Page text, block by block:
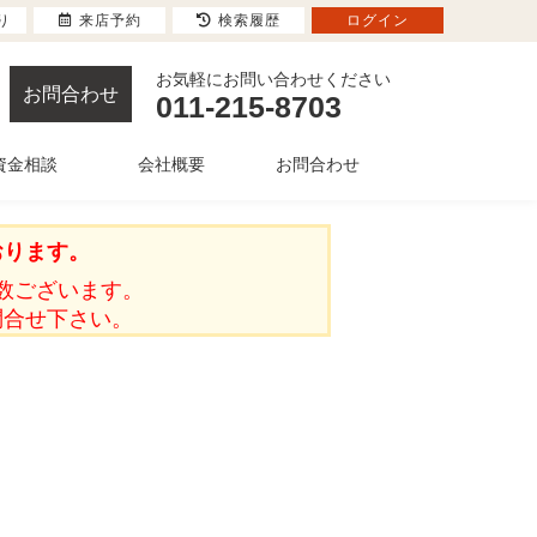
お問合わせ
お気軽にお問い合わせください
011-215-8703
金相談 会社概要 お問合わせ
ます。
ざいます。
せ下さい。
来店予約 検索履歴 ログイン